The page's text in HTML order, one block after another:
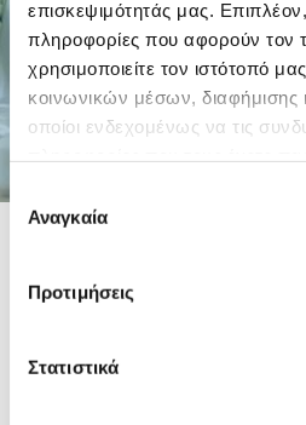
επισκεψιμότητάς μας.
πληροφορίες που αφορούν τον
χρησιμοποιείτε τον ιστότοπό
κοινωνικών μέσων, διαφήμισης
οποίοι ενδεχομένως να τις
των υπηρεσιών τους.
Επιλογή
συγκατάθεσης
Αναγκαία
Προτιμήσεις
Στατιστικά
για να γνωριστούμε και
παρέα με τα παιδιά…
ΠΛΗΡΟΦΟΡΙΕΣ: